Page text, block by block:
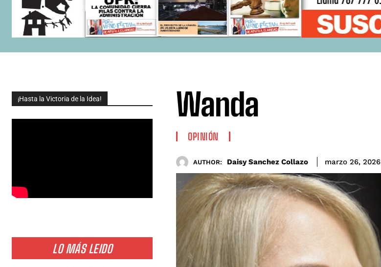
¡Hasta la Victoria de la Idea!
LO MÁS LEIDO
Wanda
OPINIÓN
AUTHOR: Daisy Sanchez Collazo marzo 26, 2026